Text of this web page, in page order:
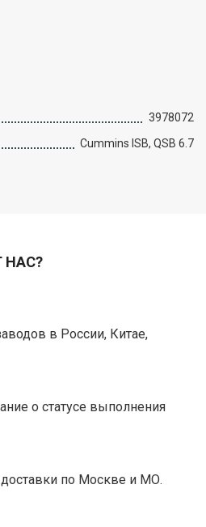
3978072
Cummins ISB, QSB 6.7
НАС?
в России, Китае,
о статусе выполнения
по Москве и МО.